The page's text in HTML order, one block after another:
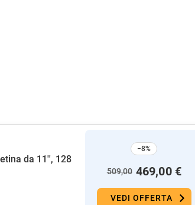
da 11'', 128
−8%
509,00 469,00 €
VEDI OFFERTA